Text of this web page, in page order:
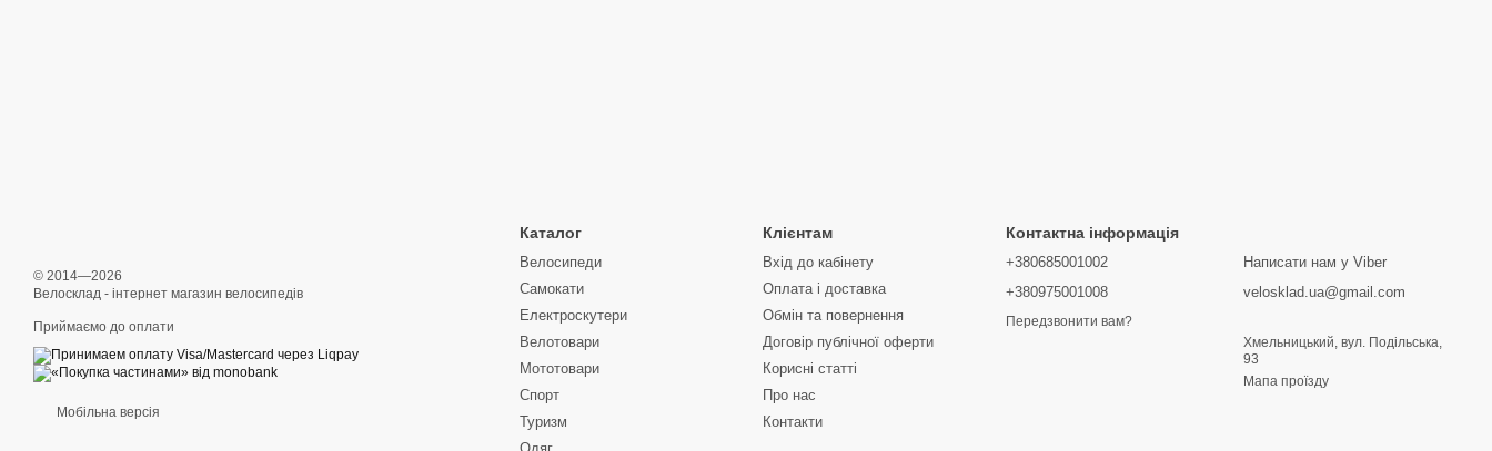
© 2014—2026
Велосклад - інтернет магазин велосипедів
Приймаємо до оплати
Мобільна версія
Каталог
Велосипеди
Самокати
Електроскутери
Велотовари
Мототовари
Спорт
Туризм
Клієнтам
Вхід до кабінету
Оплата і доставка
Обмін та повернення
Договір публічної оферти
Корисні статті
Про нас
Контакти
Контактна інформація
+380685001002
+380975001008
Передзвонити вам?
Написати нам у Viber
velosklad.ua@gmail.com
Хмельницький, вул. Подільська,
93
Мапа проїзду